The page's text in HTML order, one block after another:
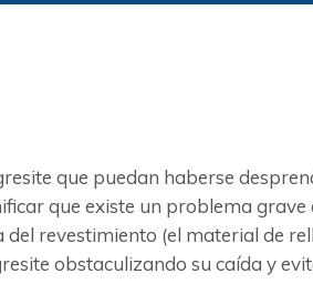
que puedan haberse
que existe un problema
revestimiento (el material de
obstaculizando su caída y